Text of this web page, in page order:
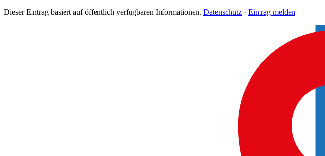
Dieser Eintrag basiert auf öffentlich verfügbaren Informationen. Datenschutz · Eintrag melden